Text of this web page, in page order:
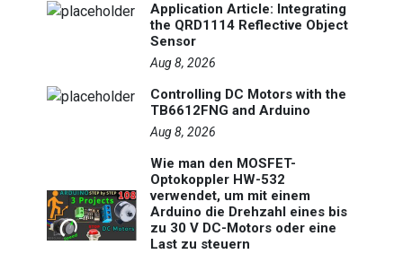
Application Article: Integrating
the QRD1114 Reflective Object
Sensor
Aug 8, 2026
Controlling DC Motors with the
TB6612FNG and Arduino
Aug 8, 2026
Wie man den MOSFET-
Optokoppler HW-532
verwendet, um mit einem
Arduino die Drehzahl eines bis
zu 30 V DC-Motors oder eine
Last zu steuern